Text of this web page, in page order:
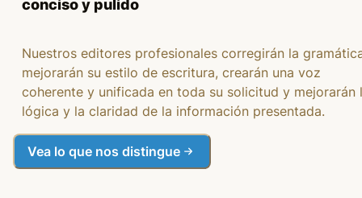
conciso y pulido
Nuestros editores profesionales corregirán la
mejorarán su estilo de escritura, crearán una voz
coherente y unificada en toda su solicitud y mejorarán
lógica y la claridad de la información presentada.
Vea lo que nos distingue